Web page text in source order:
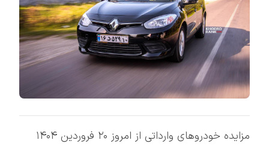
مزایده خودروهای وارداتی از امروز ۲۰ فروردین ۱۴۰۴